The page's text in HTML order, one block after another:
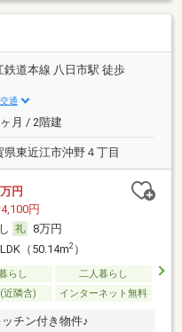
鉄道本線 八日市駅 徒歩
通
月 / 2階建
県東近江市沖野４丁目
万円
円
8万円
（50.14m2）
らし
二人暮らし
近隣含) インターネット無料
チン付き物件♪